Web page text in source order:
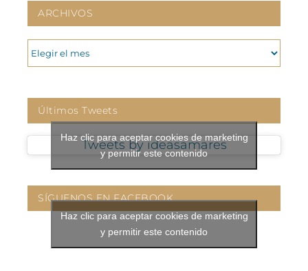
ARCHIVOS
ARCHIVOS
Últimos Tweets
Tweets by ideasamares
Haz clic para aceptar cookies de marketing
y permitir este contenido
SÍGUENOS EN FACEBOOK
Haz clic para aceptar cookies de marketing
y permitir este contenido